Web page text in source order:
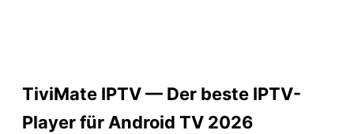
TiviMate IPTV — Der beste IPTV-
Player für Android TV 2026